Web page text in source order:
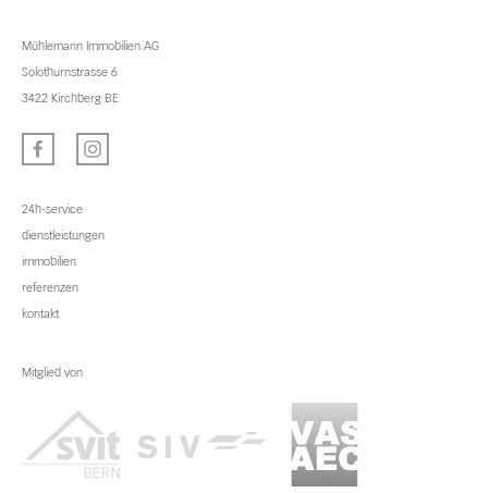
Mühlemann Immobilien AG
Solothurnstrasse 6
3422 Kirchberg BE
24h-service
dienstleistungen
immobilien
referenzen
kontakt
Mitglied von